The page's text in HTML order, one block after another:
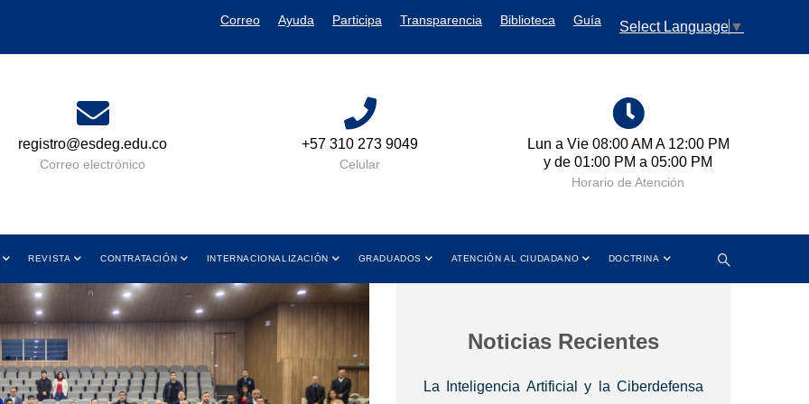
Correo Ayuda Participa Transparencia Biblioteca Guía Select Language ▼
+57 310 273 9049
Celular
Lun a Vie 08:00 AM A 12:00 PM
y de 01:00 PM a 05:00 PM
Cra 11 No. 102-50 Bogotá D.C.,
Colombia
Dirección
REVISTA CONTRATACIÓN INTERNACIONALIZACIÓN GRADUADOS ATENCIÓN AL CIUDADANO DOCTRINA
Noticias Recientes
La Inteligencia Artificial y la Ciberdefensa